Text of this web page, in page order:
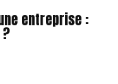
entreprise :